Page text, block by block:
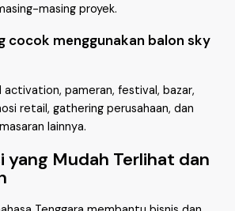
masing proyek.
cocok menggunakan balon sky
activation, pameran, festival, bazar,
retail, gathering perusahaan, dan
lainnya.
yang Mudah Terlihat dan